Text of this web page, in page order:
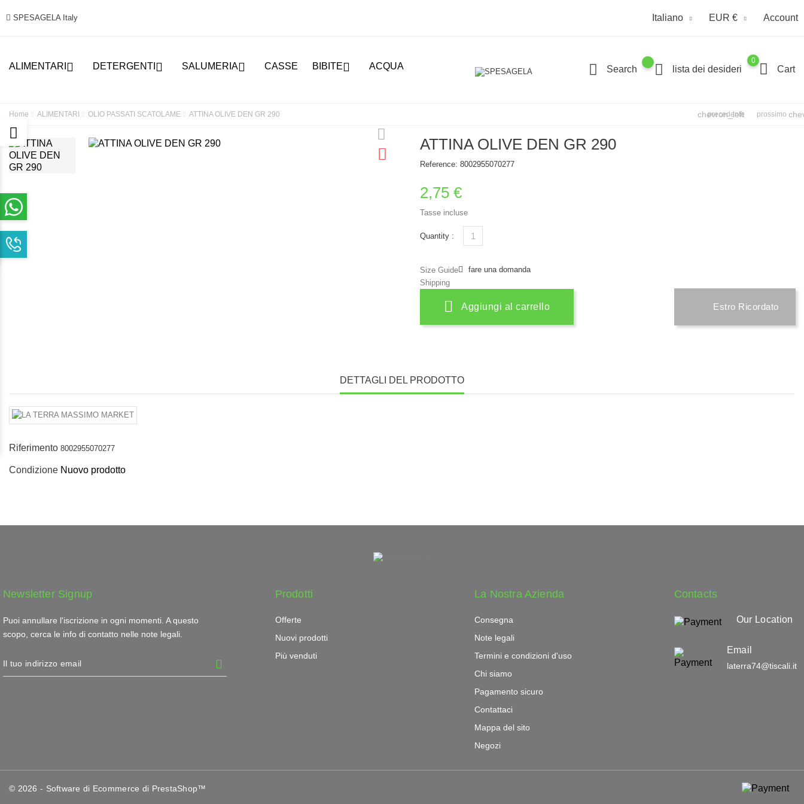
SPESAGELA Italy Italiano EUR € Account
ALIMENTARI  DETERGENTI  SALUMERIA CASSE BIBITE ACQUA Search lista dei desideri
0
Cart
Home ALIMENTARI OLIO PASSATI SCATOLAME ATTINA OLIVE DEN GR 290 chevron_left
precedente prossimo
ATTINA OLIVE DEN GR 290
Reference: 8002955070277
2,75 €
Tasse incluse
Quantity :
Size Guide
Shipping
fare una domanda
Aggiungi al carrello Estro Ricordato
DETTAGLI DEL PRODOTTO
Riferimento 8002955070277
Condizione Nuovo prodotto
Newsletter Signup
Puoi annullare l'iscrizione in ogni momenti. A questo
scopo, cerca le info di contatto nelle note legali.
Prodotti
Offerte
Nuovi prodotti
Più venduti
La Nostra Azienda
Consegna
Note legali
Termini e condizioni d'uso
Chi siamo
Pagamento sicuro
Contattaci
Mappa del sito
Negozi
Contacts
Our Location
Email
laterra74@tiscali.it
© 2026 - Software di Ecommerce di PrestaShop™